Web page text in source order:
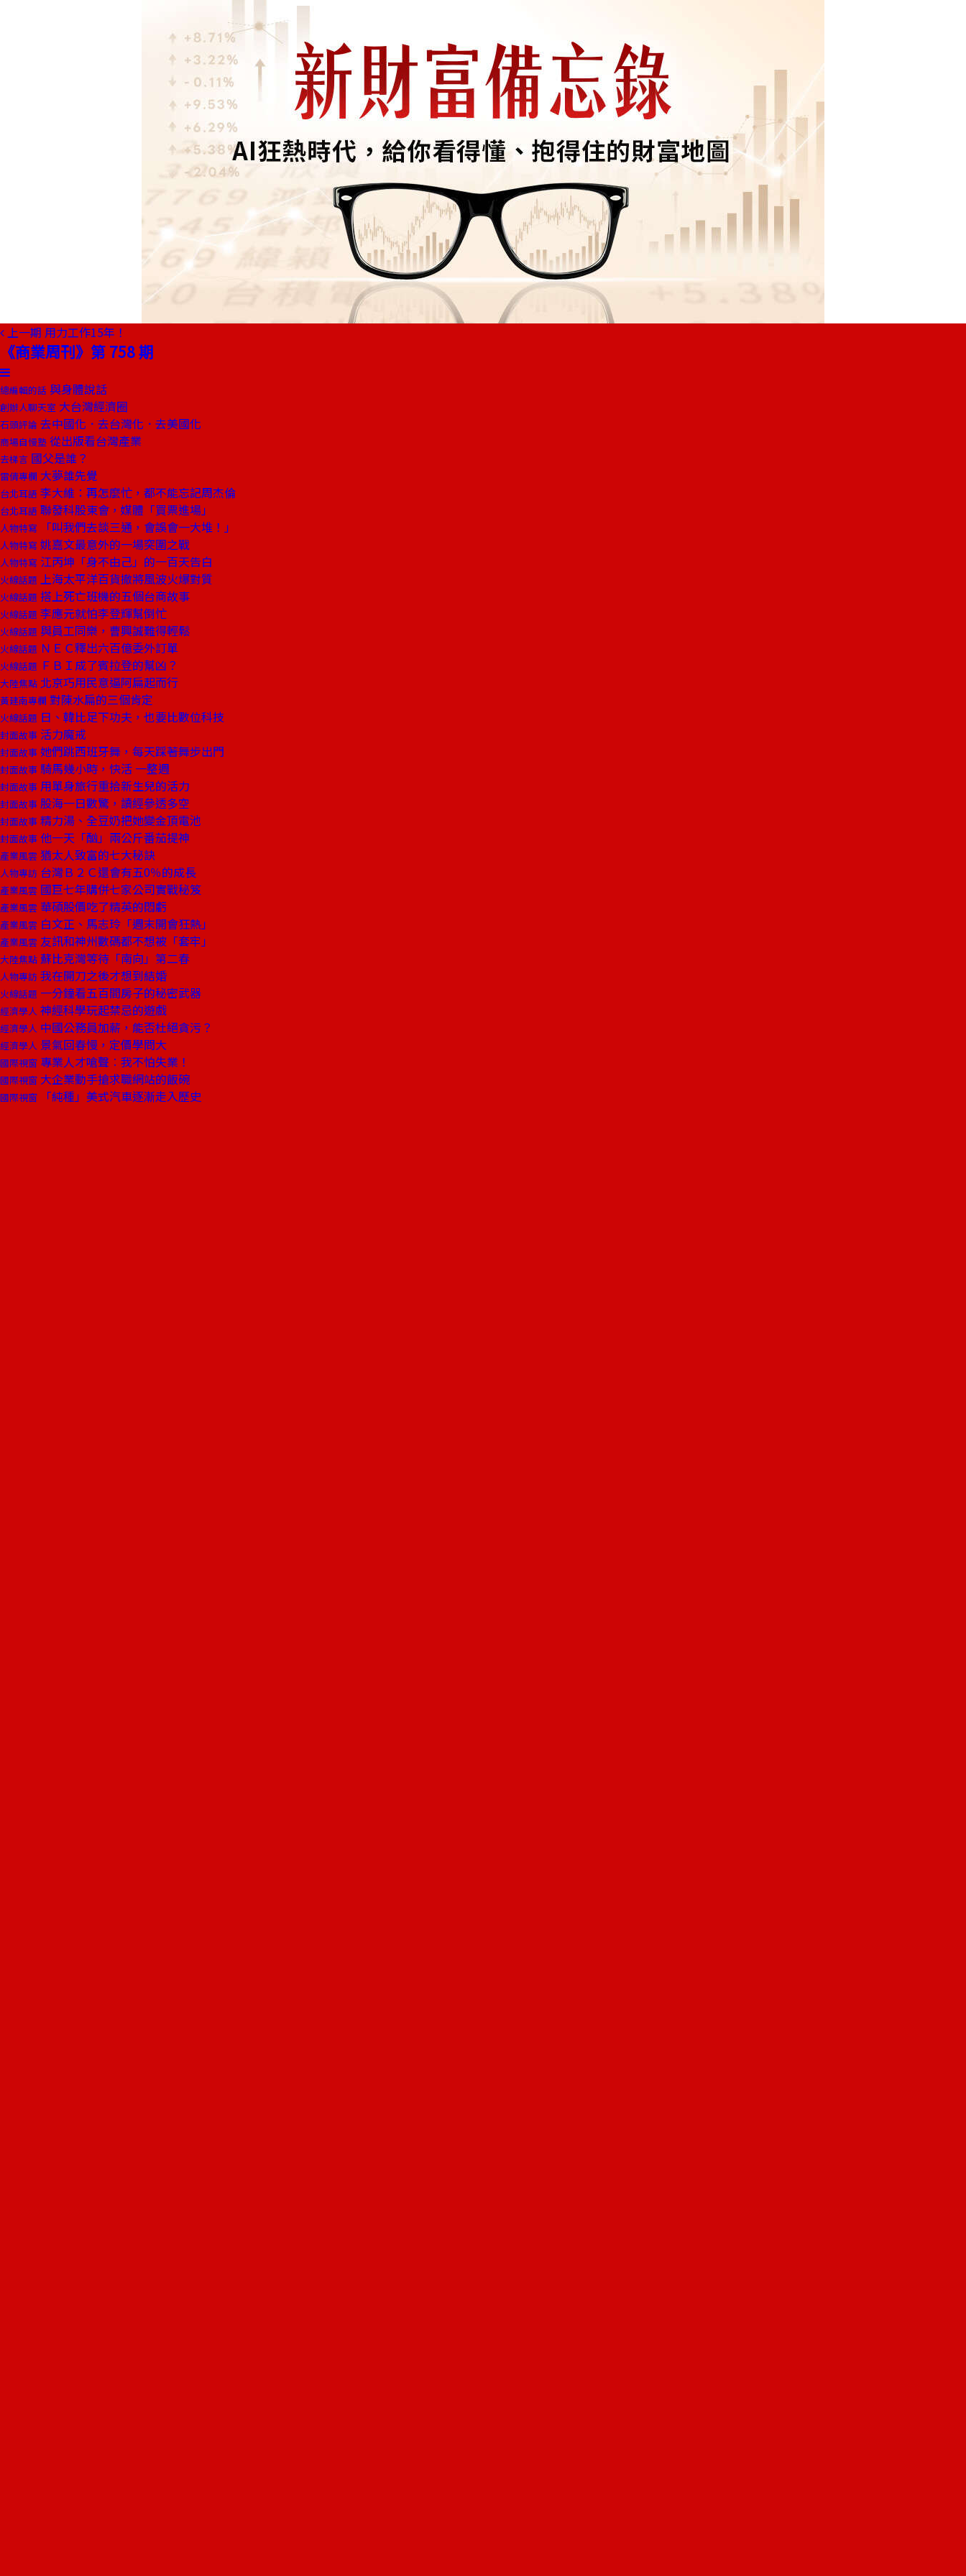
上一期 用力工作15年！
《商業周刊》第 758 期
總編輯的話 與身體說話
創辦人聊天室 大台灣經濟圈
石頭評論 去中國化．去台灣化．去美國化
商場自慢塾 從出版看台灣產業
去梯言 國父是誰？
雷倩專欄 大夢誰先覺
台北耳語 李大維：再怎麼忙，都不能忘記周杰倫
台北耳語 聯發科股東會，媒體「買票進場」
人物特寫 「叫我們去談三通，會誤會一大堆！」
人物特寫 姚嘉文最意外的一場突圍之戰
人物特寫 江丙坤「身不由己」的一百天告白
火線話題 上海太平洋百貨撤將風波火爆對質
火線話題 搭上死亡班機的五個台商故事
火線話題 李應元就怕李登輝幫倒忙
火線話題 與員工同樂，曹興誠難得輕鬆
火線話題 ＮＥＣ釋出六百億委外訂單
火線話題 ＦＢＩ成了賓拉登的幫凶？
大陸焦點 北京巧用民意逼阿扁起而行
黃建南專欄 對陳水扁的三個肯定
火線話題 日、韓比足下功夫，也要比數位科技
封面故事 活力魔戒
封面故事 她們跳西班牙舞，每天踩著舞步出門
封面故事 騎馬幾小時，快活 一整週
封面故事 用單身旅行重拾新生兒的活力
封面故事 股海一日數驚，讀經參透多空
封面故事 精力湯、全豆奶把她變金頂電池
封面故事 他一天「酗」兩公斤番茄提神
產業風雲 猶太人致富的七大秘訣
人物專訪 台灣Ｂ２Ｃ還會有五0％的成長
產業風雲 國巨七年購併七家公司實戰秘笈
產業風雲 華碩股價吃了精英的悶虧
產業風雲 白文正、馬志玲「週末開會狂熱」
產業風雲 友訊和神州數碼都不想被「套牢」
大陸焦點 蘇比克灣等待「南向」第二春
人物專訪 我在開刀之後才想到結婚
火線話題 一分鐘看五百間房子的秘密武器
經濟學人 神經科學玩起禁忌的遊戲
經濟學人 中國公務員加薪，能否杜絕貪污？
經濟學人 景氣回春慢，定價學問大
國際視窗 專業人才嗆聲︰我不怕失業！
國際視窗 大企業動手搶求職網站的飯碗
國際視窗 「純種」美式汽車逐漸走入歷史